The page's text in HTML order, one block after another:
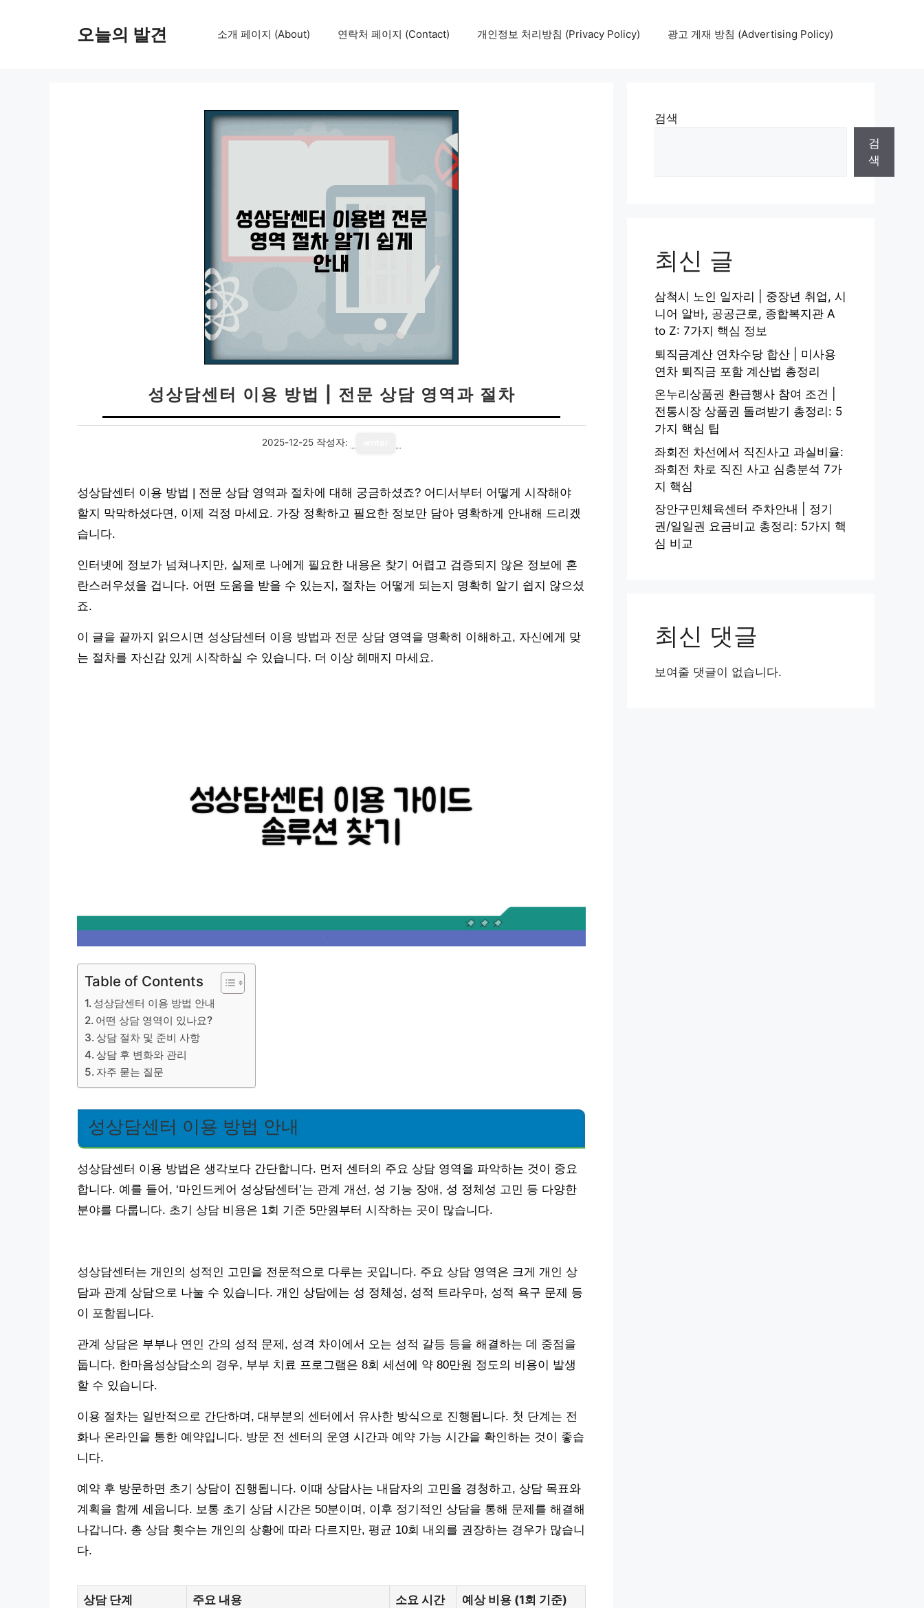
오늘의 발견 소개 페이지 (About) 연락처 페이지 (Contact) 개인정보 처리방침 (Privacy Policy) 광고 게재 방침 (Advertising Policy)
성상담센터 이용 방법 | 전문 상담 영역과 절차
2025-12-25 작성자:
성상담센터 이용 방법 | 전문 상담 영역과 절차에 대해 궁금하셨죠? 어디서부터 어떻게 시작해야
할지 막막하셨다면, 이제 걱정 마세요. 가장 정확하고 필요한 정보만 담아 명확하게 안내해 드리겠
습니다.
인터넷에 정보가 넘쳐나지만, 실제로 나에게 필요한 내용은 찾기 어렵고 검증되지 않은 정보에 혼
란스러우셨을 겁니다. 어떤 도움을 받을 수 있는지, 절차는 어떻게 되는지 명확히 알기 쉽지 않으셨
죠.
이 글을 끝까지 읽으시면 성상담센터 이용 방법과 전문 상담 영역을 명확히 이해하고, 자신에게 맞
는 절차를 자신감 있게 시작하실 수 있습니다. 더 이상 헤매지 마세요.
Table of Contents
성상담센터 이용 방법 안내
어떤 상담 영역이 있나요?
상담 절차 및 준비 사항
상담 후 변화와 관리
자주 묻는 질문
성상담센터 이용 방법 안내
성상담센터 이용 방법은 생각보다 간단합니다. 먼저 센터의 주요 상담 영역을 파악하는 것이 중요
합니다. 예를 들어, ‘마인드케어 성상담센터’는 관계 개선, 성 기능 장애, 성 정체성 고민 등 다양한
분야를 다룹니다. 초기 상담 비용은 1회 기준 5만원부터 시작하는 곳이 많습니다.
성상담센터는 개인의 성적인 고민을 전문적으로 다루는 곳입니다. 주요 상담 영역은 크게 개인 상
담과 관계 상담으로 나눌 수 있습니다. 개인 상담에는 성 정체성, 성적 트라우마, 성적 욕구 문제 등
이 포함됩니다.
관계 상담은 부부나 연인 간의 성적 문제, 성격 차이에서 오는 성적 갈등 등을 해결하는 데 중점을
둡니다. 한마음성상담소의 경우, 부부 치료 프로그램은 8회 세션에 약 80만원 정도의 비용이 발생
할 수 있습니다.
이용 절차는 일반적으로 간단하며, 대부분의 센터에서 유사한 방식으로 진행됩니다. 첫 단계는 전
화나 온라인을 통한 예약입니다. 방문 전 센터의 운영 시간과 예약 가능 시간을 확인하는 것이 좋습
니다.
예약 후 방문하면 초기 상담이 진행됩니다. 이때 상담사는 내담자의 고민을 경청하고, 상담 목표와
계획을 함께 세웁니다. 보통 초기 상담 시간은 50분이며, 이후 정기적인 상담을 통해 문제를 해결해
나갑니다. 총 상담 횟수는 개인의 상황에 따라 다르지만, 평균 10회 내외를 권장하는 경우가 많습니
다.
상담 단계 주요 내용 소요 시간 예상 비용 (1회 기준)
검색
검
색
최신 글
삼척시 노인 일자리 | 중장년 취업, 시
니어 알바, 공공근로, 종합복지관 A
to Z: 7가지 핵심 정보
퇴직금계산 연차수당 합산 | 미사용
연차 퇴직금 포함 계산법 총정리
온누리상품권 환급행사 참여 조건 |
전통시장 상품권 돌려받기 총정리: 5
가지 핵심 팁
좌회전 차선에서 직진사고 과실비율:
좌회전 차로 직진 사고 심층분석 7가
지 핵심
장안구민체육센터 주차안내 | 정기
권/일일권 요금비교 총정리: 5가지 핵
심 비교
최신 댓글
보여줄 댓글이 없습니다.